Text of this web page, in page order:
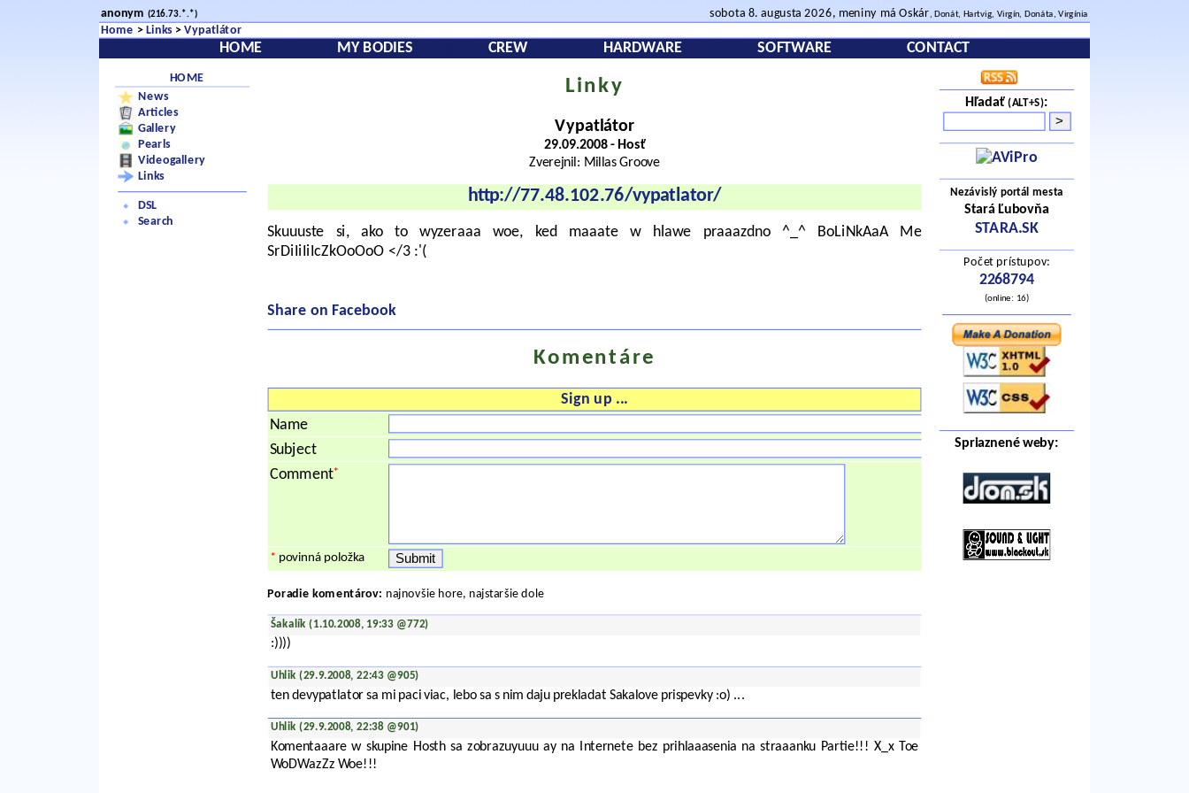
anonym (216.73.*.*) sobota 8. augusta 2026, meniny má Oskár, Donát, Hartvig, Virgín, Donáta, Virgínia
Home > Links>Vypatlátor
HOME MY BODIES CREW HARDWARE SOFTWARE CONTACT
HOME
News
Articles
Gallery
Pearls
Videogallery
Links
DSL
Search
Hľadať(ALT+S):
Nezávislý portál mesta
Stará Ľubovňa
STARA.SK
Počet prístupov:
2268794
(online: 16)
Spriaznené weby:
Linky
Vypatlátor
29.09.2008 - Hosť
Zverejnil: Millas Groove
http://77.48.102.76/vypatlator/
Skuuuste si, ako to wyzeraaa woe, ked maaate w hlawe praaazdno ^_^ BoLiNkAaA Me
SrDiIiIiIcZkOoOoO </3 :'(
Share on Facebook
Komentáre
Sign up ...
Name
Subject
Comment*
* povinná položka
Poradie komentárov: najnovšie hore, najstaršie dole
Šakalík (1.10.2008, 19:33 @772)
:))))
Uhlik (29.9.2008, 22:43 @905)
ten devypatlator sa mi paci viac, lebo sa s nim daju prekladat Sakalove prispevky :o) ...
Uhlik (29.9.2008, 22:38 @901)
Komentaaare w skupine Hosth sa zobrazuyuuu ay na Internete bez prihlaaasenia na straaanku Partie!!! X_x Toe
WoDWazZz Woe!!!